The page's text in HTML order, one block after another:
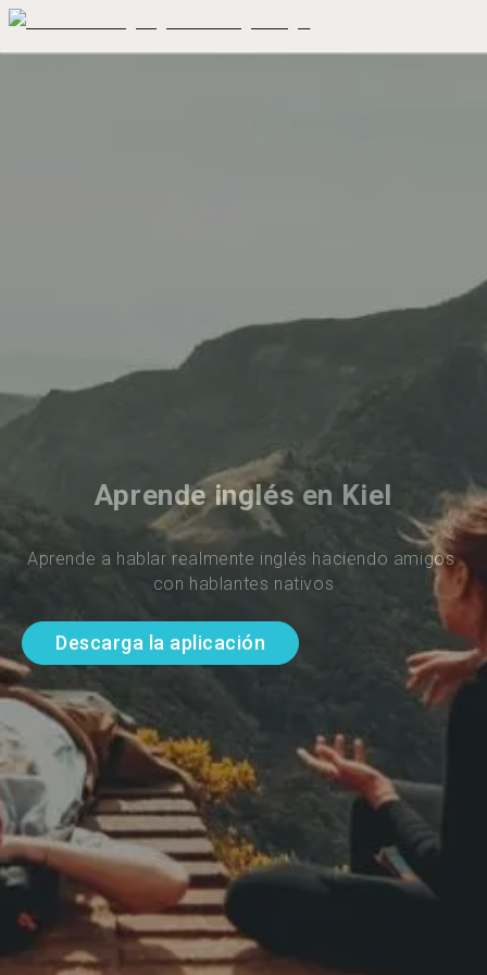
Aprende inglés en Kiel
Aprende a hablar realmente inglés haciendo amigos
con hablantes nativos
Descarga la aplicación